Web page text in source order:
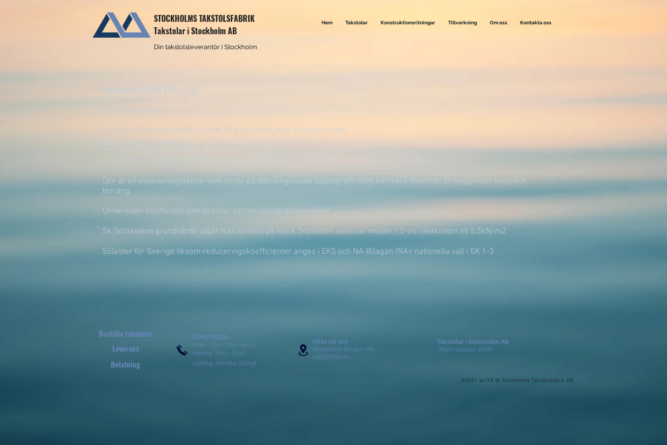
STOCKHOLMS TAKSTOLSFABRIK
Takstolar i Stockholm AB
Hem Takstolar Konstruktionsritningar Tillverkning Om oss Kontakta oss
Din takstolsleverantör i Stockholm
Snölaster SS EN 1991-1-3
Laster på bärverk
Snölastens karakteristiska värde Sk bestämms med följande formel
S=μCe Ct Sk
μ=formaktor som beror på takytans form och risk för snöfickor
Ce= är en exponeringsfaktor som beror på den omgivande toppagrafin som kan vara inverkan av byggnader skog och
terräng.
Ct=termiski koefficient som beaktar värmeutsläpp genom taket.
Sk Snölastens grundvärde utgår från snölast på mark.Snölasten varierar mellan 1,0 vid västkusten till 5,5kN/m2
Sölaster för Sverige liksom reduceringskoefficienter anges i EKS och NA-Bilagan (NA= nationella val) i EK 1-3
Beställa takstolar
Leverans
Betalning
ÖPPETTIDER:
Mån - Tors: 7:00 - 16:00
​​Fredag: 7:00 - 12:00
Lördag, Söndag: Stängt
Hitta till oss
Skepptuna Borgen 265
19593 Märsta
Takstolar i Stockholm AB
Org.nr 559457-4666
©2021 av O.K @ Stockholms Takstolsfabrik AB.